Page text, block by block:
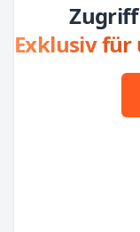
Zugriff
Exklusiv